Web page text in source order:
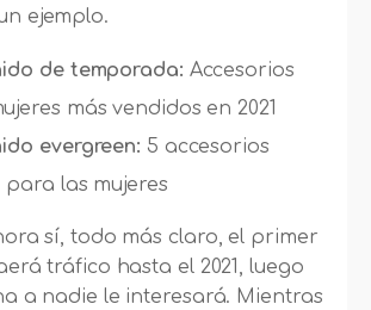
ejemplo.
de temporada: Accesorios
más vendidos en 2021
evergreen: 5 accesorios
para las mujeres
sí, todo más claro, el primer
tráfico hasta el 2021, luego
a nadie le interesará. Mientras